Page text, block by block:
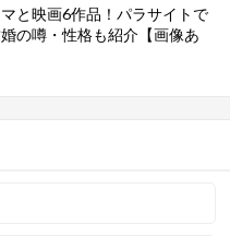
と映画6作品！パラサイトで
の噂・性格も紹介【画像あ